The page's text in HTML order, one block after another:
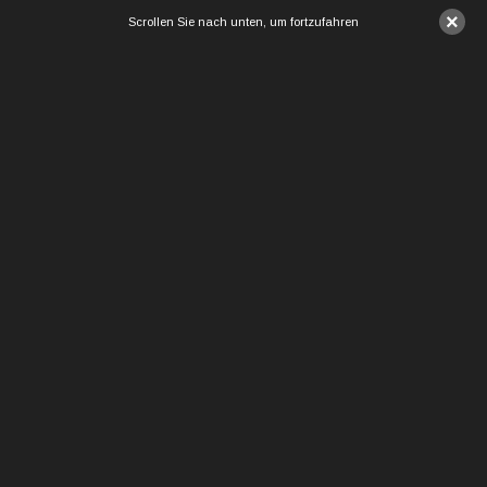
×
Scrollen Sie nach unten, um fortzufahren